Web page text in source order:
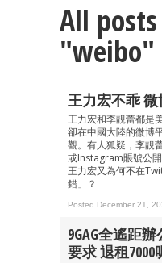
All
"weibo"
王力宏不乖
王力宏和李靚蕾都是
卻在中國大陸的微博
觀。有人狐疑，李靚
或Instagram賬號公
王力宏又為何不在
錯」？
Posted December 21,
9GAG全遙距
要求 退租7000